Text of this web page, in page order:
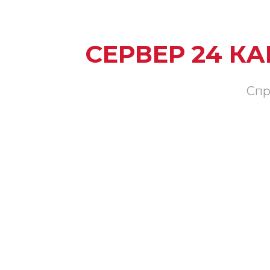
СЕРВЕР 24